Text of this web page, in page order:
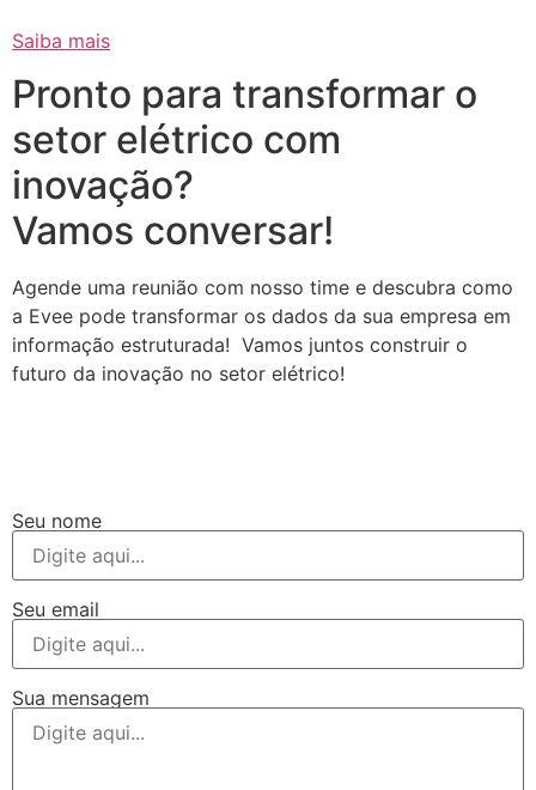
Saiba mais
Pronto para transformar o
setor elétrico com
inovação?
Vamos conversar!
Agende uma reunião com nosso time e descubra como
a Evee pode transformar os dados da sua empresa em
informação estruturada! Vamos juntos construir o
futuro da inovação no setor elétrico!
Seu nome
Seu email
Sua mensagem